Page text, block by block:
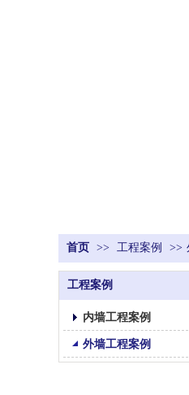
首页 >> 工程案例 >>
工程案例
内墙工程案例
外墙工程案例